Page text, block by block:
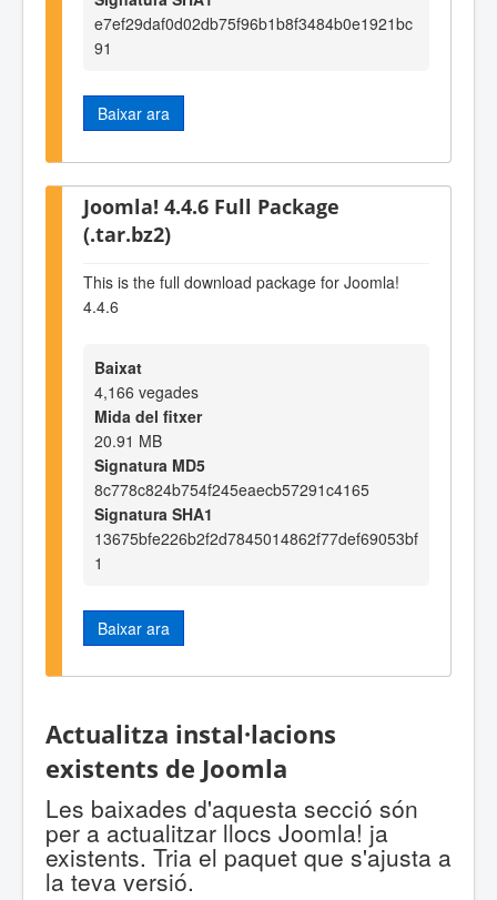
e7ef29daf0d02db75f96b1b8f3484b0e1921bc
91
Baixar ara
Joomla! 4.4.6 Full Package
(.tar.bz2)
This is the full download package for Joomla!
4.4.6
Baixat
4,166 vegades
Mida del fitxer
20.91 MB
Signatura MD5
8c778c824b754f245eaecb57291c4165
Signatura SHA1
13675bfe226b2f2d7845014862f77def69053bf
1
Baixar ara
Actualitza instal·lacions
existents de Joomla
Les baixades d'aquesta secció són
per a actualitzar llocs Joomla! ja
existents. Tria el paquet que s'ajusta a
la teva versió.